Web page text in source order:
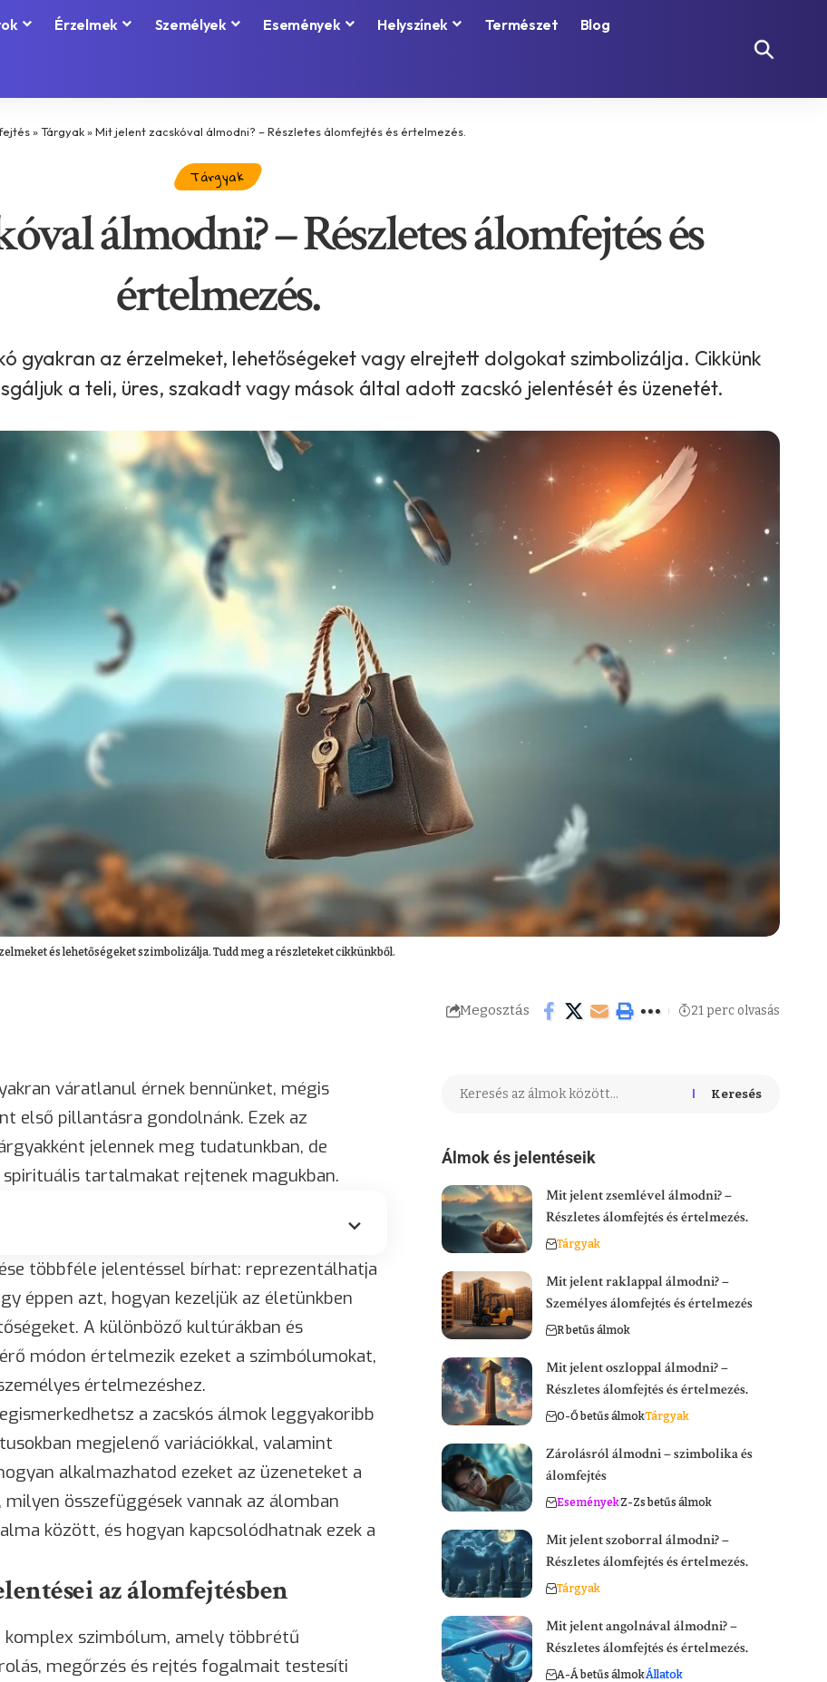
Érzelmek Személyek Események Helyszínek Természet Blog
»Tárgyak»Mit jelent zacskóval álmodni? – Részletes álomfejtés és értelmezés.
Tárgyak
álmodni? – Részletes álomfejtés és
értelmezés.
gyakran az érzelmeket, lehetőségeket vagy elrejtett dolgokat szimbolizálja. Cikkünk
a teli, üres, szakadt vagy mások által adott zacskó jelentését és üzenetét.
és lehetőségeket szimbolizálja. Tudd meg a részleteket cikkünkből.
Megosztás 21 perc olvasás
váratlanul érnek bennünket, mégis
első pillantásra gondolnánk. Ezek az
jelennek meg tudatunkban, de
tartalmakat rejtenek magukban.
többféle jelentéssel bírhat: reprezentálhatja
éppen azt, hogyan kezeljük az életünkben
A különböző kultúrákban és
módon értelmezik ezeket a szimbólumokat,
értelmezéshez.
a zacskós álmok leggyakoribb
megjelenő variációkkal, valamint
alkalmazhatod ezeket az üzeneteket a
összefüggések vannak az álomban
között, és hogyan kapcsolódhatnak ezek a
az álomfejtésben
komplex szimbólum, amely többrétű
megőrzés és rejtés fogalmait testesíti
Keresés
Álmok és jelentéseik
Mit jelent zsemlével álmodni? –
Részletes álomfejtés és értelmezés.
Tárgyak
Mit jelent raklappal álmodni? –
Személyes álomfejtés és értelmezés
R betűs álmok
Mit jelent oszloppal álmodni? –
Részletes álomfejtés és értelmezés.
O-Ő betűs álmokTárgyak
Zárolásról álmodni – szimbolika és
álomfejtés
EseményekZ-Zs betűs álmok
Mit jelent szoborral álmodni? –
Részletes álomfejtés és értelmezés.
Tárgyak
Mit jelent angolnával álmodni? –
Részletes álomfejtés és értelmezés.
A-Á betűs álmokÁllatok